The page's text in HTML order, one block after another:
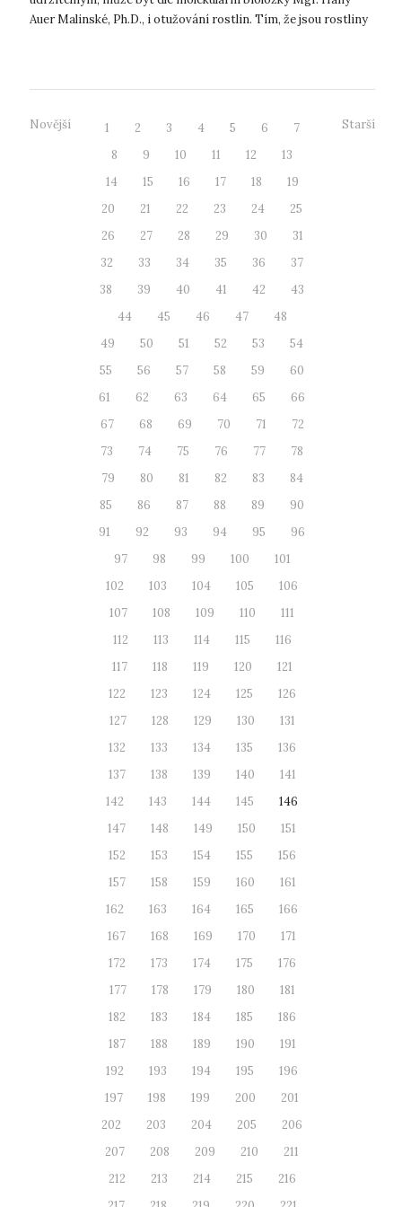
Auer Malinské, Ph.D., i otužování rostlin. Tím, že jsou rostliny
Novější 1 2 3 4 5 6
7
8
9 10 11 12
13
14
15 16 17 18
19
20
21 22 23 24
25
26
27 28 29 30
31
32
33 34 35 36
37
38
39 40 41 42
43
44
45 46 47
48
49
50 51 52 53
54
55
56 57 58 59
60
61
62 63 64 65
66
67
68 69 70 71
72
73
74 75 76 77
78
79
80 81 82 83
84
85
86 87 88 89
90
91
92 93 94 95
96
97
98 99 100
101
102
103 104 105
106
107
108 109 110
111
112
113 114 115
116
117
118 119 120
121
122
123 124 125
126
127
128 129 130
131
132
133 134 135
136
137
138 139 140
141
142
143 144 145
146
147
148 149 150
151
152
153 154 155
156
157
158 159 160
161
162
163 164 165
166
167
168 169 170
171
172
173 174 175
176
177
178 179 180
181
182
183 184 185
186
187
188 189 190
191
192
193 194 195
196
197
198 199 200
201
202
203 204 205
206
207
208 209 210
211
212
213 214 215
216
Starší